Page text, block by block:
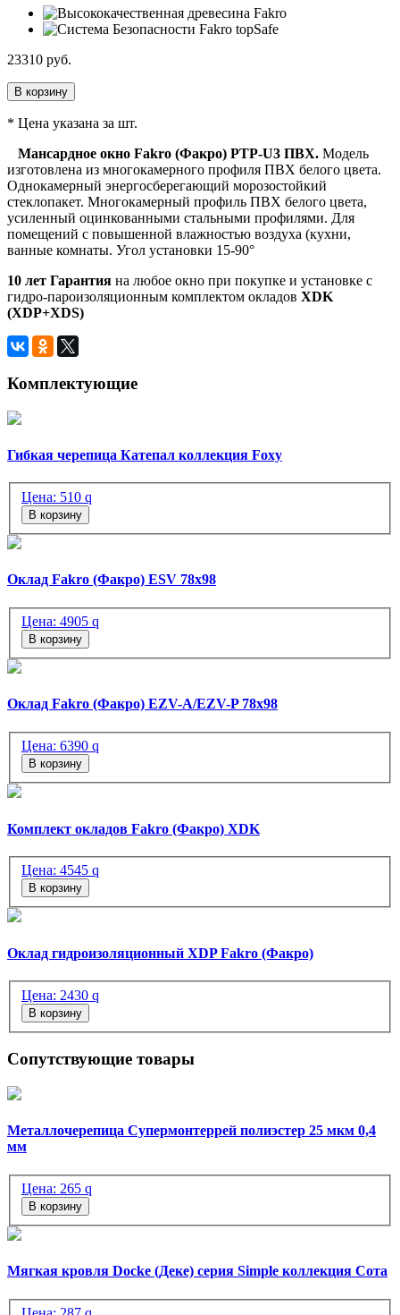
23310 руб.
В корзину
* Цена указана за шт.
Мансардное окно Fakro (Факро) PTP-U3 ПВХ. Модель
изготовлена из многокамерного профиля ПВХ белого цвета.
Однокамерный энергосберегающий морозостойкий
стеклопакет. Многокамерный профиль ПВХ белого цвета,
усиленный оцинкованными стальными профилями. Для
помещений с повышенной влажностью воздуха (кухни,
ванные комнаты. Угол установки 15-90°
10 лет Гарантия на любое окно при покупке и установке с
гидро-пароизоляционным комплектом окладов XDK
(XDP+XDS)
Комплектующие
Гибкая черепица Катепал коллекция Foxy
Цена: 510 q
В корзину
Оклад Fakro (Факро) ESV 78х98
Цена: 4905 q
В корзину
Оклад Fakro (Факро) EZV-A/EZV-P 78x98
Цена: 6390 q
В корзину
Комплект окладов Fakro (Факро) XDK
Цена: 4545 q
В корзину
Оклад гидроизоляционный XDP Fakro (Факро)
Цена: 2430 q
В корзину
Сопутствующие товары
Металлочерепица Супермонтеррей полиэстер 25 мкм 0,4
мм
Цена: 265 q
В корзину
Мягкая кровля Docke (Деке) серия Simple коллекция Сота